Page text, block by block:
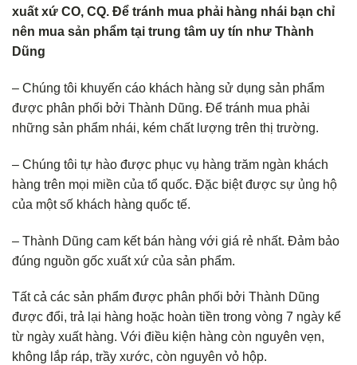
xuất xứ CO, CQ. Để tránh mua phải hàng nhái bạn chỉ
nên mua sản phẩm tại trung tâm uy tín như Thành
Dũng
– Chúng tôi khuyến cáo khách hàng sử dụng sản phẩm
được phân phối bởi Thành Dũng. Để tránh mua phải
những sản phẩm nhái, kém chất lượng trên thị trường.
– Chúng tôi tự hào được phục vụ hàng trăm ngàn khách
hàng trên mọi miền của tổ quốc. Đặc biệt được sự ủng hộ
của một số khách hàng quốc tế.
– Thành Dũng cam kết bán hàng với giá rẻ nhất. Đảm bảo
đúng nguồn gốc xuất xứ của sản phẩm.
Tất cả các sản phẩm được phân phối bởi Thành Dũng
được đổi, trả lại hàng hoặc hoàn tiền trong vòng 7 ngày kể
từ ngày xuất hàng. Với điều kiện hàng còn nguyên vẹn,
không lắp ráp, trầy xước, còn nguyên vỏ hộp.